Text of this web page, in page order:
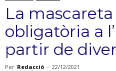
La
obligatòria a
partir de
Per Redacció - 22/12/2021